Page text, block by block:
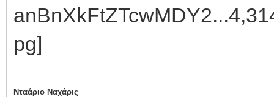
Νταάριο Ναχάρις